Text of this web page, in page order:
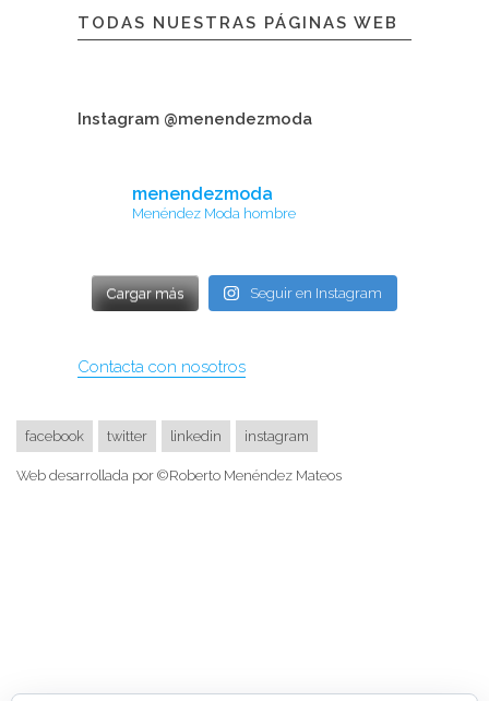
TODAS NUESTRAS PÁGINAS WEB
Instagram @menendezmoda
menendezmoda
Menéndez Moda hombre
Cargar más Seguir en Instagram
Contacta con nosotros
facebook twitter linkedin instagram
Web desarrollada por ©Roberto Menéndez Mateos